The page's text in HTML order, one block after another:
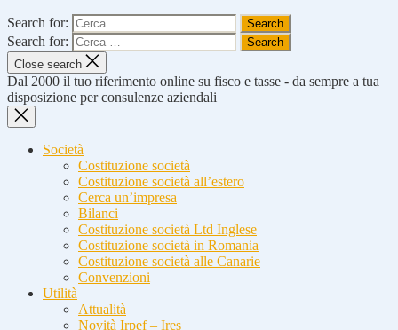
Search for:
Search for:
Close search
Dal 2000 il tuo riferimento online su fisco e tasse - da sempre a tua
disposizione per consulenze aziendali
Società
Costituzione società
Costituzione società all’estero
Cerca un’impresa
Bilanci
Costituzione società Ltd Inglese
Costituzione società in Romania
Costituzione società alle Canarie
Convenzioni
Utilità
Attualità
Novità Irpef – Ires